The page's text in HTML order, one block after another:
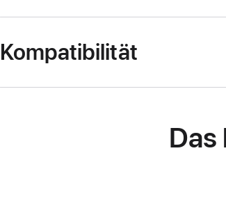
Kompatibilität
Das